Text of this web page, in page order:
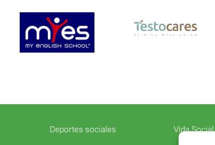
Deportes sociales Vida Social